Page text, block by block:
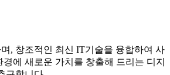
, 창조적인 최신 IT기술을 융합하여 사
에 새로운 가치를 창출해 드리는 디지